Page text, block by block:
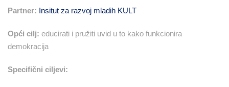
Partner: Insitut za razvoj mladih KULT
Opći cilj: educirati i pružiti uvid u to kako funkcionira
demokracija
Specifični ciljevi: